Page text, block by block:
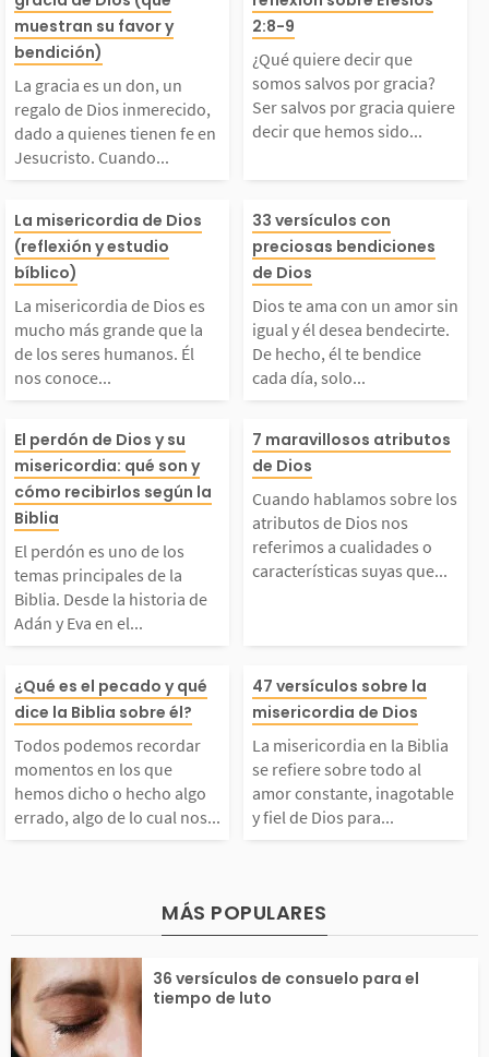
regalo de Dios inme
dado a quiene
tienen fe en Jesucris
Cuando aceptamos
Jesús como Salvado
Dios derrama su gr
sobre...
muestran su favor y
bendición)
La gracia es un don, un
regalo de Dios inmerecido,
dado a quienes tienen fe en
Jesucristo. Cuando...
somos salvos
ia? Ser salvos
cia quiere
emos sido
el poder del
de la muerte
la...
2:8-9
¿Qué quiere decir que
somos salvos por gracia?
Ser salvos por gracia quiere
decir que hemos sido...
misericordia de Di
es mucho más gran
que la de los seres
Él nos cono
completamente, co
nuestras luchas,
y debilidades. A
así,...
La misericordia de Dios
(reflexión y estudio
bíblico)
La misericordia de Dios es
mucho más grande que la
de los seres humanos. Él
nos conoce...
Dios te ama
mor sin igual y
a bendecirte.
o, él te
ía, solo tienes
ar a tu
comprobarlo.
33 versículos con
preciosas bendiciones
de Dios
Dios te ama con un amor sin
igual y él desea bendecirte.
De hecho, él te bendice
cada día, solo...
perdón es uno de lo
temas principales de
Biblia. Desde la his
de Adán y Eva e
el libro de Génesis y
través de las Escritu
vemos a muchas...
El perdón de Dios y su
misericordia: qué son y
cómo recibirlos según la
Biblia
El perdón es uno de los
temas principales de la
Biblia. Desde la historia de
Adán y Eva en el...
Cuando
re los
s nos
as suyas que
an a entender
él, pues
7 maravillosos atributos
de Dios
Cuando hablamos sobre los
atributos de Dios nos
referimos a cualidades o
características suyas que...
podemos record
momentos en los qu
hemos dicho o hech
cual nos hemos arr
después. Per
cuando la Biblia ha
¿Qué es el pecado y qué
dice la Biblia sobre él?
Todos podemos recordar
momentos en los que
hemos dicho o hecho algo
errado, algo de lo cual nos...
La
Biblia se
todo al amor
Dios para con
lo. Dios
47 versículos sobre la
misericordia de Dios
La misericordia en la Biblia
se refiere sobre todo al
amor constante, inagotable
y fiel de Dios para...
MÁS POPULARES
36 versículos de consuelo para el
tiempo de luto